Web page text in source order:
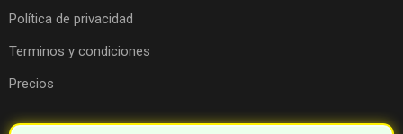
Política de privacidad
Terminos y condiciones
Precios